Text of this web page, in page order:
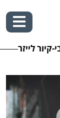
קיור לייזר